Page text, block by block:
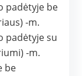
padėtyje be
-m.
padėtyje su
-m.
be